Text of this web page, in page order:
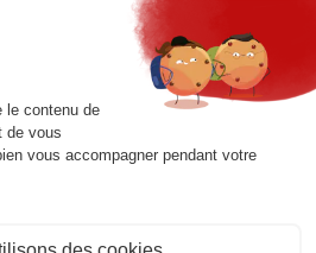
vous acceptez notre